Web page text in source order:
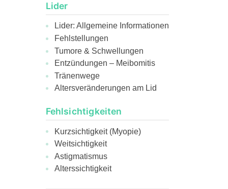
Lider
Lider: Allgemeine Informationen
Fehlstellungen
Tumore & Schwellungen
Entzündungen – Meibomitis
Tränenwege
Altersveränderungen am Lid
Fehlsichtigkeiten
Kurzsichtigkeit (Myopie)
Weitsichtigkeit
Astigmatismus
Alterssichtigkeit